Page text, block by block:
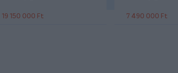
19 150 000 Ft 7 490 000 Ft